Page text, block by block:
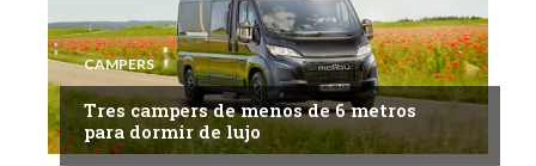
CAMPERS
Tres campers de menos de 6 metros
para dormir de lujo